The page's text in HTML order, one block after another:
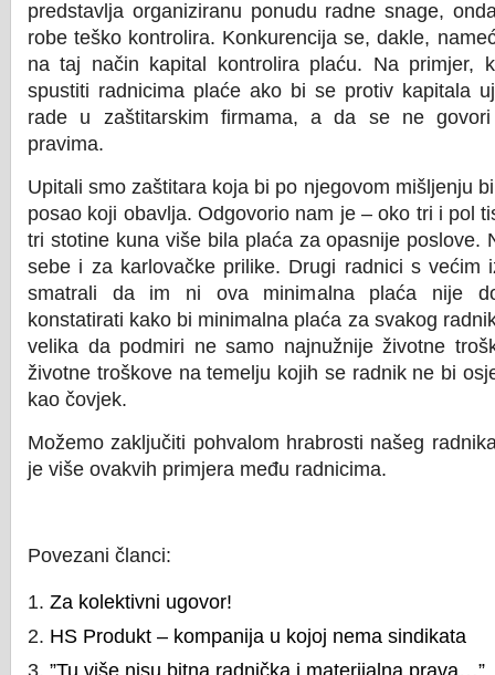
predstavlja organiziranu ponudu radne snage,
robe teško kontrolira. Konkurencija se, dakle,
na taj način kapital kontrolira plaću. Na primjer,
spustiti radnicima plaće ako bi se protiv kapitala
rade u zaštitarskim firmama, a da se ne
pravima.
Upitali smo zaštitara koja bi po njegovom mišljenju
posao koji obavlja. Odgovorio nam je – oko tri i pol
tri stotine kuna više bila plaća za opasnije poslove.
sebe i za karlovačke prilike. Drugi radnici s većim
smatrali da im ni ova minimalna plaća nije
konstatirati kako bi minimalna plaća za svakog
velika da podmiri ne samo najnužnije životne
životne troškove na temelju kojih se radnik ne bi
kao čovjek.
Možemo zaključiti pohvalom hrabrosti našeg
je više ovakvih primjera među radnicima.
Povezani članci:
Za kolektivni ugovor!
HS Produkt – kompanija u kojoj nema sindikata
”Tu više nisu bitna radnička i materijalna prava…”